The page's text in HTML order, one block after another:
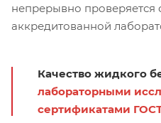
непрерывно проверяется
аккредитованной
Качество жидкого
лабораторными
сертификатами